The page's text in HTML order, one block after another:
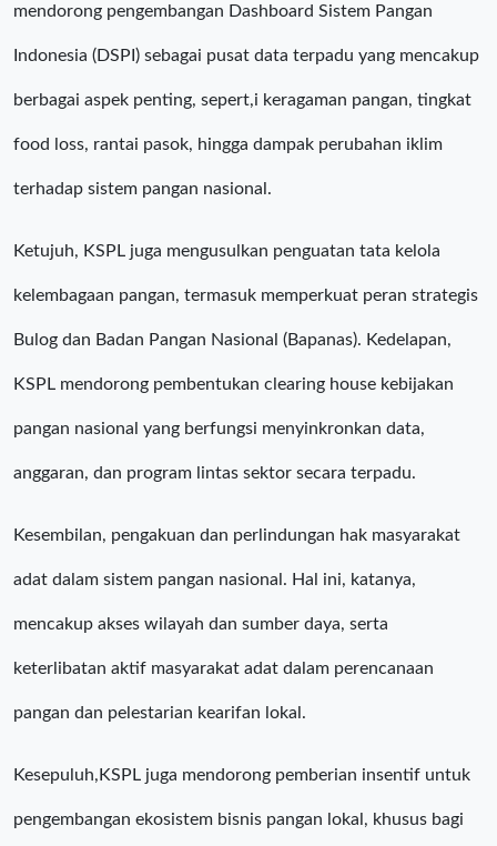
mendorong pengembangan Dashboard Sistem Pangan
Indonesia (DSPI) sebagai pusat data terpadu yang mencakup
berbagai aspek penting, sepert,i keragaman pangan, tingkat
food loss, rantai pasok, hingga dampak perubahan iklim
terhadap sistem pangan nasional.
Ketujuh, KSPL juga mengusulkan penguatan tata kelola
kelembagaan pangan, termasuk memperkuat peran strategis
Bulog dan Badan Pangan Nasional (Bapanas). Kedelapan,
KSPL mendorong pembentukan clearing house kebijakan
pangan nasional yang berfungsi menyinkronkan data,
anggaran, dan program lintas sektor secara terpadu.
Kesembilan, pengakuan dan perlindungan hak masyarakat
adat dalam sistem pangan nasional. Hal ini, katanya,
mencakup akses wilayah dan sumber daya, serta
keterlibatan aktif masyarakat adat dalam perencanaan
pangan dan pelestarian kearifan lokal.
Kesepuluh,KSPL juga mendorong pemberian insentif untuk
pengembangan ekosistem bisnis pangan lokal, khusus bagi